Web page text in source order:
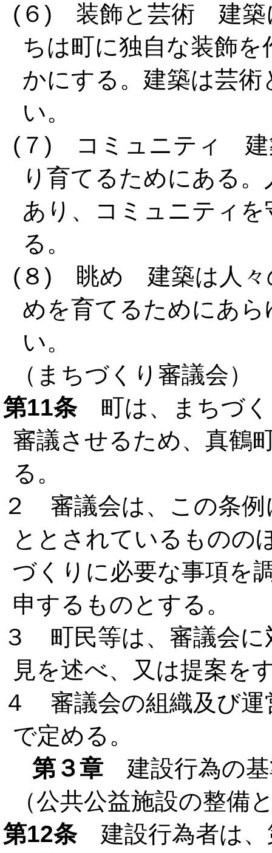
(６) 装飾と芸術 建築
ちは町に独自な装飾
かにする。建築は芸
い。
(７) コミュニティ 建
り育てるためにある
あり、コミュニティ
る。
(８) 眺め 建築は人々
めを育てるためにあ
い。
（まちづくり審議会）
第11条町は、まちづく
審議させるため、真鶴
る。
２ 審議会は、この条例
ととされているものの
づくりに必要な事項を
申するものとする。
３ 町民等は、審議会に
見を述べ、又は提案を
４ 審議会の組織及び運
で定める。
第３章 建設行為の
（公共公益施設の整備
第12条建設行為者は、